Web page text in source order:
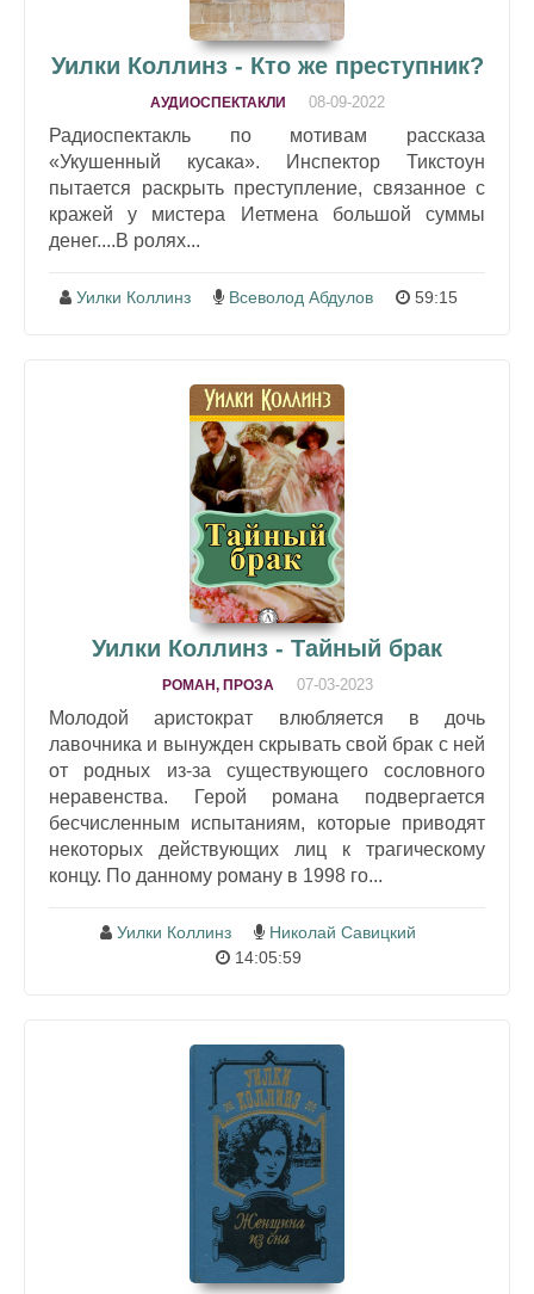
Уилки Коллинз - Кто же преступник?
АУДИОСПЕКТАКЛИ 08-09-2022
Радиоспектакль по мотивам рассказа
«Укушенный кусака». Инспектор Тикстоун
пытается раскрыть преступление, связанное с
кражей у мистера Иетмена большой суммы
денег....В ролях...
Уилки Коллинз Всеволод Абдулов 59:15
Уилки Коллинз - Тайный брак
РОМАН, ПРОЗА 07-03-2023
Молодой аристократ влюбляется в дочь
лавочника и вынужден скрывать свой брак с ней
от родных из-за существующего сословного
неравенства. Герой романа подвергается
бесчисленным испытаниям, которые приводят
некоторых действующих лиц к трагическому
концу. По данному роману в 1998 го...
Уилки Коллинз
Николай Савицкий
14:05:59